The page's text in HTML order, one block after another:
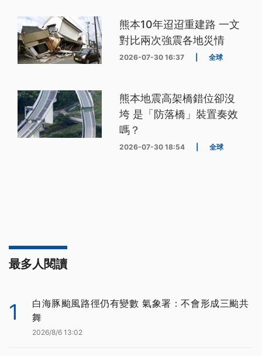
熊本10年迢迢重建路 一文
對比兩次強震各地災情
2026-07-30 16:37 全球
熊本地震高架橋錯位卻沒
垮 是「防落橋」裝置奏效
嗎？
2026-07-30 18:54 全球
最多人閱讀
1
白海豚颱風路徑仍有變數 氣象署：不會形成三颱共
舞
2026/8/6 13:02